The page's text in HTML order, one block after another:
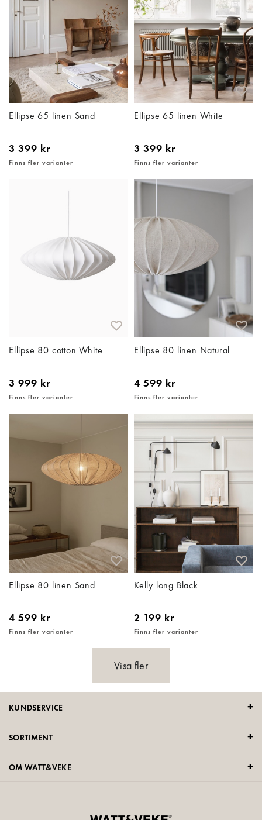
Ellipse 65 linen Sand
3 399 kr
Finns fler varianter
Ellipse 65 linen White
3 399 kr
Finns fler varianter
Ellipse 80 cotton White
3 999 kr
Finns fler varianter
Ellipse 80 linen Natural
4 599 kr
Finns fler varianter
Ellipse 80 linen Sand
4 599 kr
Finns fler varianter
Kelly long Black
2 199 kr
Finns fler varianter
Visa fler
KUNDSERVICE
SORTIMENT
OM WATT&VEKE